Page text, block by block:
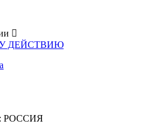
ДЕЙСТВИЮ
РОССИЯ